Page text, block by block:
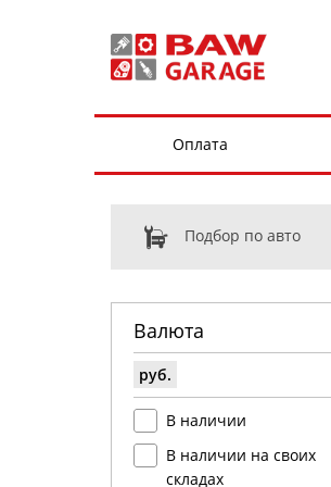
Оплата
Подбор по авто
Валюта
руб.
В наличии
В наличии на своих
складах